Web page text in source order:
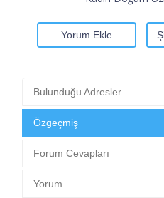
Yorum Ekle
Bulunduğu Adresler
Özgeçmiş
Forum Cevapları
Yorum